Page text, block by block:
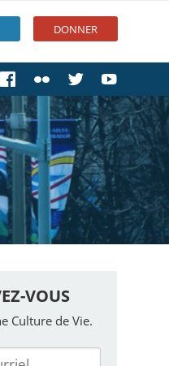
DONNER
VOUS
Culture de Vie.